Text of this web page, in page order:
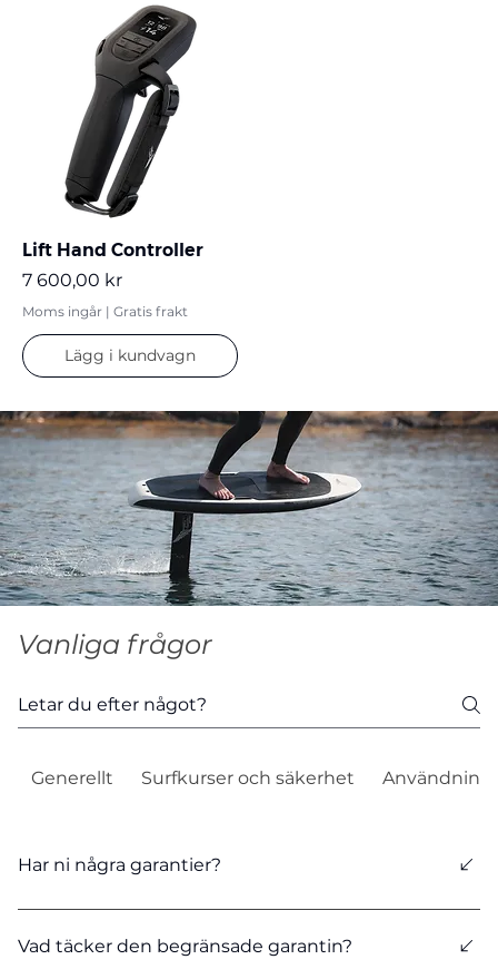
Lift Hand Controller
Pris
7 600,00 kr
Moms ingår | Gratis frakt
Lägg i kundvagn
Vanliga frågor
Generellt Surfkurser och säkerhet Användning
Har ni några garantier?
Ja, två års garanti gäller på samtliga produkter. För
batteriet gäller två år eller 600 cykler.
Vad täcker den begränsade garantin?